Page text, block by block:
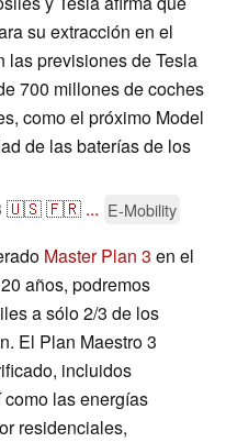
su extracción en el
las previsiones de Tesla
700 millones de coches
como el próximo Model
de las baterías de los
🇺🇸🇫🇷 ... E-Mobility
Master Plan 3 en el
años, podremos
a sólo 2/3 de los
El Plan Maestro 3
incluidos
las energías
residenciales,